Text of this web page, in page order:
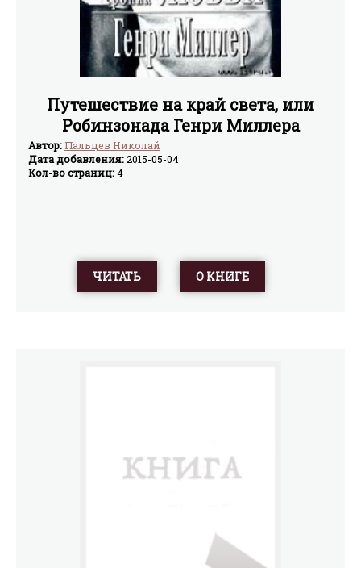
Путешествие на край света, или
Робинзонада Генри Миллера
Автор:Пальцев Николай
Дата добавления:2015-05-04
Кол-во страниц:4
ЧИТАТЬ О КНИГЕ